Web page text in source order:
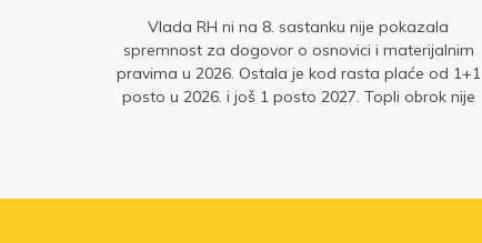
Vlada RH ni na 8. sastanku nije pokazala
spremnost za dogovor o osnovici i materijalnim
pravima u 2026. Ostala je kod rasta plaće od 1+1
posto u 2026. i još 1 posto 2027. Topli obrok nije